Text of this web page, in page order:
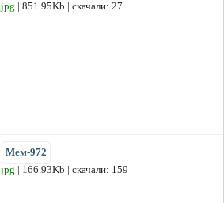
jpg | 851.95Kb | скачали: 27
Мем-972
jpg | 166.93Kb | скачали: 159